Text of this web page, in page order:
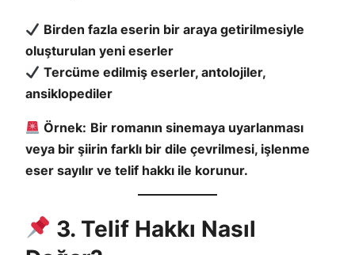
Birden fazla eserin bir araya getirilmesiyle
oluşturulan yeni eserler
Tercüme edilmiş eserler, antolojiler,
ansiklopediler
Örnek: Bir romanın sinemaya uyarlanması
veya bir şiirin farklı bir dile çevrilmesi, işlenme
eser sayılır ve telif hakkı ile korunur.
3. Telif Hakkı Nasıl